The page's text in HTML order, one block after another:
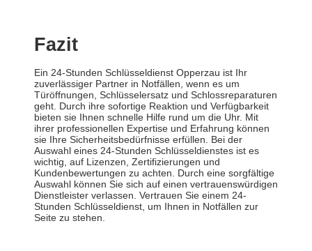
Fazit
Ein 24-Stunden Schlüsseldienst Opperzau ist Ihr
zuverlässiger Partner in Notfällen, wenn es um
Türöffnungen, Schlüsselersatz und Schlossreparaturen
geht. Durch ihre sofortige Reaktion und Verfügbarkeit
bieten sie Ihnen schnelle Hilfe rund um die Uhr. Mit
ihrer professionellen Expertise und Erfahrung können
sie Ihre Sicherheitsbedürfnisse erfüllen. Bei der
Auswahl eines 24-Stunden Schlüsseldienstes ist es
wichtig, auf Lizenzen, Zertifizierungen und
Kundenbewertungen zu achten. Durch eine sorgfältige
Auswahl können Sie sich auf einen vertrauenswürdigen
Dienstleister verlassen. Vertrauen Sie einem 24-
Stunden Schlüsseldienst, um Ihnen in Notfällen zur
Seite zu stehen.